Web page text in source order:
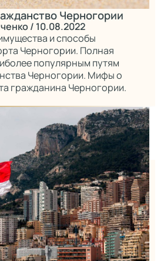
Черногории
/ 10.08.2022
и способы
Черногории. Полная
популярным путям
Черногории. Мифы о
гражданина Черногории.